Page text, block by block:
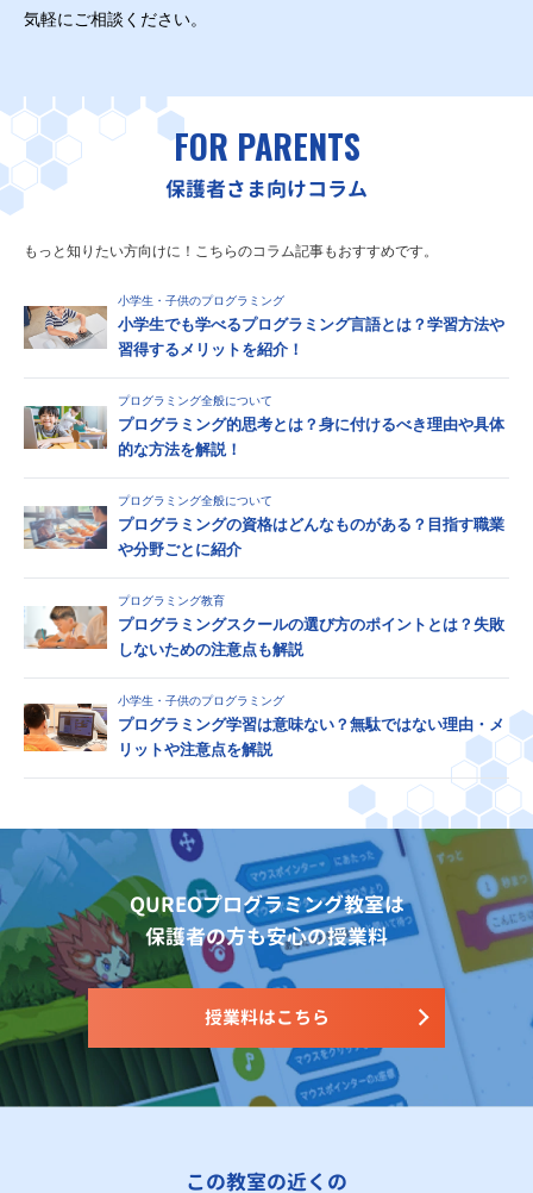
気軽にご相談ください。
FOR PARENTS
保護者さま向けコラム
もっと知りたい方向けに！こちらのコラム記事もおすすめです。
小学生・子供のプログラミング
小学生でも学べるプログラミング言語とは？学習方法や
習得するメリットを紹介！
プログラミング全般について
プログラミング的思考とは？身に付けるべき理由や具体
的な方法を解説！
プログラミング全般について
プログラミングの資格はどんなものがある？目指す職業
や分野ごとに紹介
プログラミング教育
プログラミングスクールの選び方のポイントとは？失敗
しないための注意点も解説
小学生・子供のプログラミング
プログラミング学習は意味ない？無駄ではない理由・メ
リットや注意点を解説
QUREOプログラミング教室は
保護者の方も安心の授業料
授業料はこちら
この教室の近くの